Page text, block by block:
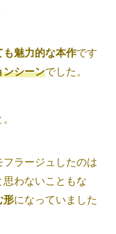
魅力的な本作です
ンシーンでした。
ラージュしたのは
わないこともな
形になっていました